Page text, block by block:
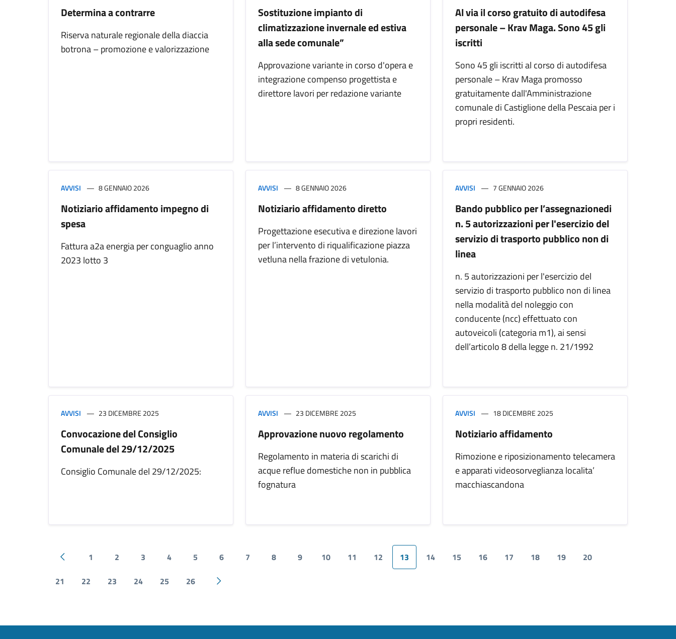
Determina a contrarre
Riserva naturale regionale della diaccia
botrona – promozione e valorizzazione
Sostituzione impianto di
climatizzazione invernale ed estiva
alla sede comunale”
Approvazione variante in corso d'opera e
integrazione compenso progettista e
direttore lavori per redazione variante
Al via il corso gratuito di autodifesa
personale – Krav Maga. Sono 45 gli
iscritti
Sono 45 gli iscritti al corso di autodifesa
personale – Krav Maga promosso
gratuitamente dall'Amministrazione
comunale di Castiglione della Pescaia per i
propri residenti.
AVVISI 8 GENNAIO 2026
Notiziario affidamento impegno di
spesa
Fattura a2a energia per conguaglio anno
2023 lotto 3
AVVISI 8 GENNAIO 2026
Notiziario affidamento diretto
Progettazione esecutiva e direzione lavori
per l’intervento di riqualificazione piazza
vetluna nella frazione di vetulonia.
AVVISI 7 GENNAIO 2026
Bando pubblico per l’assegnazionedi
n. 5 autorizzazioni per l'esercizio del
servizio di trasporto pubblico non di
linea
n. 5 autorizzazioni per l'esercizio del
servizio di trasporto pubblico non di linea
nella modalità del noleggio con
conducente (ncc) effettuato con
autoveicoli (categoria m1), ai sensi
dell’articolo 8 della legge n. 21/1992
AVVISI 23 DICEMBRE 2025
Convocazione del Consiglio
Comunale del 29/12/2025
Consiglio Comunale del 29/12/2025:
AVVISI 23 DICEMBRE 2025
Approvazione nuovo regolamento
Regolamento in materia di scarichi di
acque reflue domestiche non in pubblica
fognatura
AVVISI 18 DICEMBRE 2025
Notiziario affidamento
Rimozione e riposizionamento telecamera
e apparati videosorveglianza localita’
macchiascandona
Pagina precedente
1 2 3 4 5 6 7 8 9 10 11 12 13 14 15 16 17 18 19
20
21
22 23 24 25 26
Pagina successiva